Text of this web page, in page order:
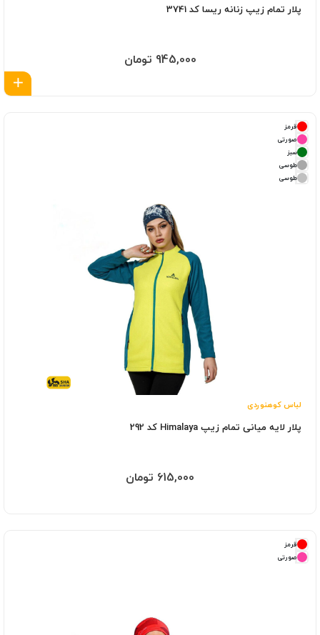
پلار تمام زیپ زنانه ریسا کد 3741
945,000 تومان
لباس کوهنوردی
پلار لایه میانی تمام زیپ Himalaya کد 292
615,000 تومان
قرمز
صورتی
سبز
طوسی
طوسی
قرمز
صورتی